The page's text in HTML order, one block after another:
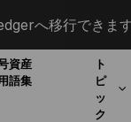
へ移行できます
資産
語集
ト
ピ
ッ
ク